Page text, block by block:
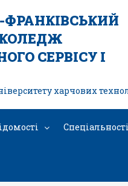
ФРАНКІВСЬКИЙ
СЕРВІСУ І
харчових